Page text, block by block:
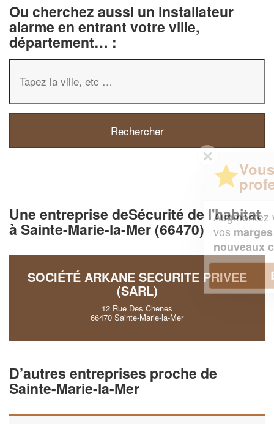
Ou cherchez aussi un installateur
alarme en entrant votre ville,
département… :
Une entreprise deSécurité de l'habitat
à Sainte-Marie-la-Mer (66470)
SOCIÉTÉ ARKANE SECURITE PRIVEE
(SARL)
12 Rue Des Chenes
66470 Sainte-Marie-la-Mer
D’autres entreprises proche de
Sainte-Marie-la-Mer
Augmentez votrechiffre d'affaireset
vosmargestout en gagnant de
En savoir plus